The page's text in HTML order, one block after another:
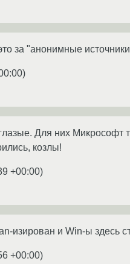
за "анонимные
)
Для них Микрософт
козлы!
+00:00)
изирован и Win-ы здесь
+00:00)